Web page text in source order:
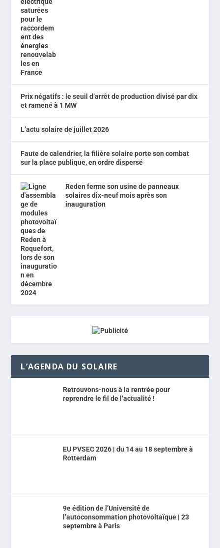
Prix négatifs : le seuil d’arrêt de production divisé par dix
et ramené à 1 MW
L’actu solaire de juillet 2026
Faute de calendrier, la filière solaire porte son combat
sur la place publique, en ordre dispersé
Reden ferme son usine de panneaux
solaires dix-neuf mois après son
inauguration
L’AGENDA DU SOLAIRE
Retrouvons-nous à la rentrée pour
reprendre le fil de l’actualité !
EU PVSEC 2026 | du 14 au 18 septembre à
Rotterdam
9e édition de l’Université de
l’autoconsommation photovoltaïque | 23
septembre à Paris